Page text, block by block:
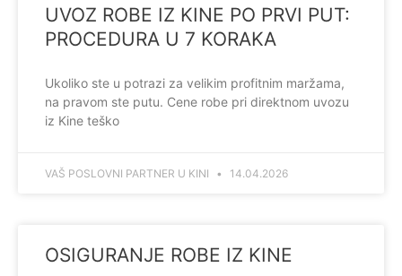
UVOZ ROBE IZ KINE PO PRVI PUT:
PROCEDURA U 7 KORAKA
Ukoliko ste u potrazi za velikim profitnim maržama,
na pravom ste putu. Cene robe pri direktnom uvozu
iz Kine teško
VAŠ POSLOVNI PARTNER U KINI 14.04.2026
OSIGURANJE ROBE IZ KINE